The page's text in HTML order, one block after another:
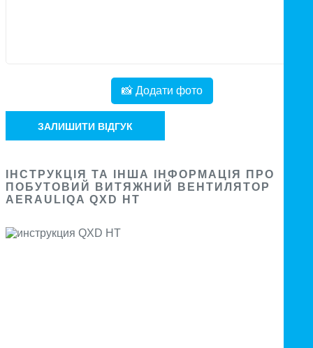
📸 Додати фото
ЗАЛИШИТИ ВІДГУК
ІНСТРУКЦІЯ ТА ІНША ІНФОРМАЦІЯ ПРО
ПОБУТОВИЙ ВИТЯЖНИЙ ВЕНТИЛЯТОР
AERAULIQA QXD HT